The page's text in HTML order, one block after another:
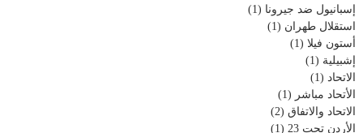
إسبانيول ضد جيرونا (1)
استقلال طهران (1)
أستون فيلا (1)
إشبيلية (1)
الاتحاد (1)
الأتحاد مباشر (1)
الاتحاد والاتفاق (2)
الأردن تحت 23
(1)